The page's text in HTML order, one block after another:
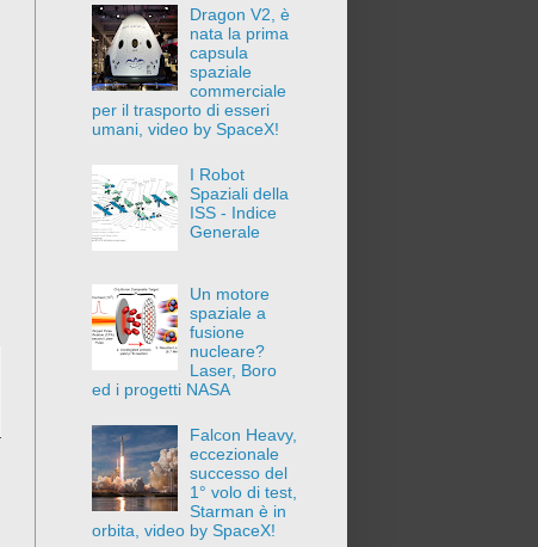
Dragon V2, è
nata la prima
capsula
spaziale
commerciale
per il trasporto di esseri
umani, video by SpaceX!
I Robot
Spaziali della
ISS - Indice
Generale
Un motore
spaziale a
fusione
nucleare?
Laser, Boro
ed i progetti NASA
Falcon Heavy,
eccezionale
successo del
1° volo di test,
Starman è in
orbita, video by SpaceX!